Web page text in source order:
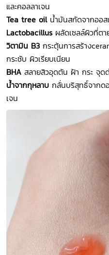
และคอลลาเจน
Tea tree oilน้ํามันสกัดจากออส
Lactobacillus ผลัดเซลล์ผิวที่ตา
วิตามิน B3 กระตุ้นการสร้าง
กระชับ ผิวเรียบเนียน
BHAสลายสิวอุดตัน ฝ้า กระ จุด
น้ําจากกุหลาบกลั่นบริสุทธิ์จากด
เจน